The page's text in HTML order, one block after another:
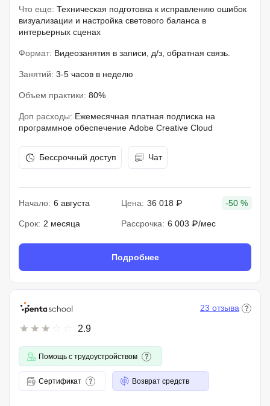
Что еще: Техническая подготовка к исправлению ошибок
визуализации и настройка светового баланса в
интерьерных сценах
Формат: Видеозанятия в записи, д/з, обратная связь.
Занятий: 3-5 часов в неделю
Объем практики: 80%
Доп расходы: Ежемесячная платная подписка на
программное обеспечение Adobe Creative Cloud
Бессрочный доступ Чат
Начало: 6 августа Цена: 36 018 ₽ -50 %
Срок: 2 месяца Рассрочка: 6 003 ₽/мес
Подробнее
2.9
23 отзыва
Помощь с трудоустройством
Сертификат Возврат средств